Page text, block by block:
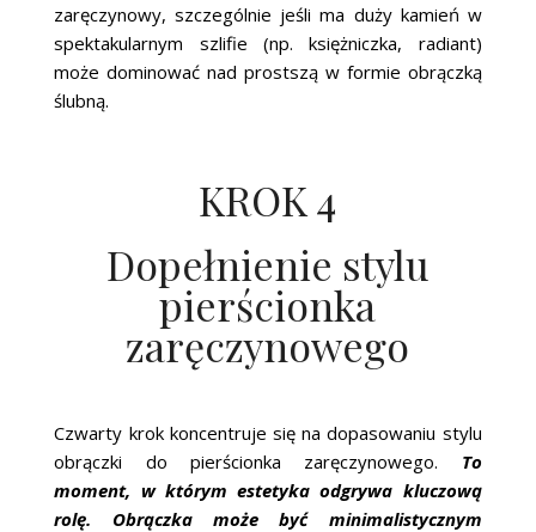
zaręczynowy, szczególnie jeśli ma duży kamień w
spektakularnym szlifie (np. księżniczka, radiant)
może dominować nad prostszą w formie obrączką
ślubną.
KROK 4
Dopełnienie stylu
pierścionka
zaręczynowego
Czwarty krok koncentruje się na dopasowaniu stylu
obrączki do pierścionka zaręczynowego. To
moment, w którym estetyka odgrywa kluczową
rolę. Obrączka może być minimalistycznym